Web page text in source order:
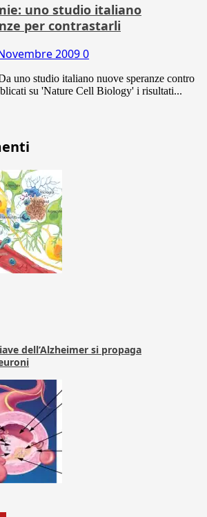
uno studio italiano
per contrastarli
20090
uno studio italiano nuove speranze contro
su 'Nature Cell Biology' i risultati...
dell’Alzheimer si propaga